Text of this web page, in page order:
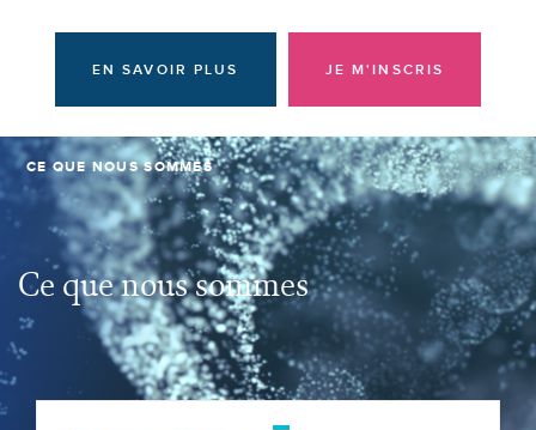
Prendre rendez-vous
EN SAVOIR PLUS JE M'INSCRIS
CE QUE NOUS SOMMES
Ce que nous sommes